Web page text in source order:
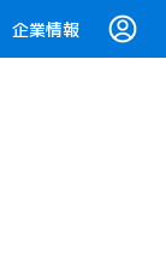
企業情報